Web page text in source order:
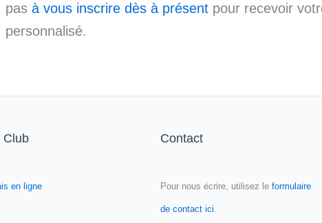
pas à vous inscrire dès à présent pour recevoir
personnalisé.
Club
en ligne
Contact
Pour nous écrire, utilisez le formulaire
de contact ici.